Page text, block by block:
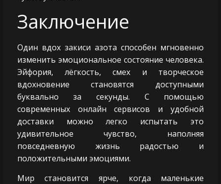
Заключение
Один вдох закиси азота способен мгновенно
изменить эмоциональное состояние человека.
Эйфория, лёгкость, смех и творческое
вдохновение становятся доступными
буквально за секунды. С помощью
современных онлайн сервисов и удобной
доставки можно легко испытать это
удивительное чувство, наполняя
повседневную жизнь радостью и
положительными эмоциями.
Мир становится ярче, когда маленькие